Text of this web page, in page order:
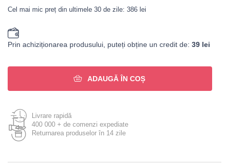
Cel mai mic preț din ultimele 30 de zile: 386 lei
Prin achiziționarea produsului, puteți obține un credit de: 39 lei
ADAUGĂ ÎN COȘ
Livrare rapidă
400 000 + de comenzi expediate
Returnarea produselor în 14 zile